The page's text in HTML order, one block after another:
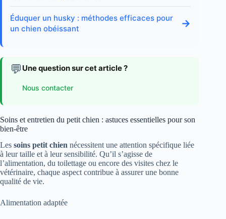
Éduquer un husky : méthodes efficaces pour
un chien obéissant
→
💬 Une question sur cet article ?
Nous contacter
Soins et entretien du petit chien : astuces essentielles pour son
bien-être
Les soins petit chien nécessitent une attention spécifique liée
à leur taille et à leur sensibilité. Qu’il s’agisse de
l’alimentation, du toilettage ou encore des visites chez le
vétérinaire, chaque aspect contribue à assurer une bonne
qualité de vie.
Alimentation adaptée